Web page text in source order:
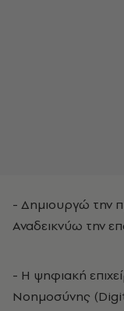
- Δημιουργώ την
Αναδεικνύω την
- Η ψηφιακή
Νοημοσύνης